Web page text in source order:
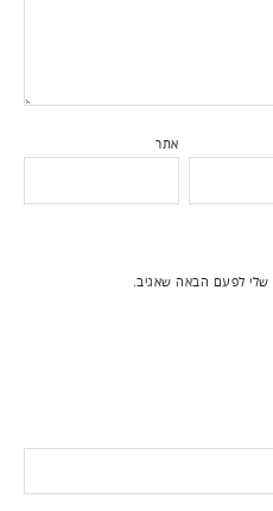
אתר
לפעם הבאה שאגיב.